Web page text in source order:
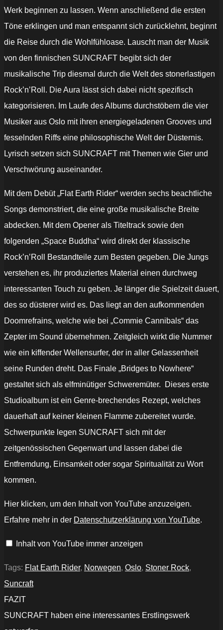
Werk beginnen zu lassen. Wenn anschließend die ersten
Töne erklingen und man entspannt sich zurücklehnt, beginnt
die Reise durch die Wohlfühloase. Lauscht man der Musik
von den finnischen SUNCRAFT begibt sich der
musikalische Trip diesmal durch die Welt des stonerlastigen
Rock’n’Roll. Die Aura lässt sich dabei nicht spezifisch
kategorisieren. Im Laufe des Albums durchstöbern die vier
Musiker aus Oslo mit ihren energiegeladenen Grooves und
fesselnden Riffs eine philosophische Welt der Düsternis.
Lyrisch setzen sich SUNCRAFT mit Themen wie Gier und
Verschwörung auseinander.
Mit dem Debüt „Flat Earth Rider“ werden sechs beachtliche
Songs demonstriert, die eine große musikalische Breite
abdecken. Mit dem Opener als Titeltrack sowie den
folgenden „Space Buddha“ wird direkt der klassische
Rock’n’Roll Bestandteile zum Besten gegeben. Die Jungs
verstehen es, ihr produziertes Material einen durchweg
interessanten Touch zu geben. Je länger die Spielzeit dauert,
des so düsterer wird es. Das liegt an den aufkommenden
Doomrefrains, welche wie bei „Commie Cannibals“ das
Zepter im Sound übernehmen. Zeitgleich wirkt die Nummer
wie ein kiffender Wellensurfer, der in aller Gelassenheit
seine Runden dreht. Das Finale „Bridges to Nowhere“
gestaltet sich als elfminütiger Schweremüter. Dieses erste
Studioalbum ist ein Genre-brechendes Rezept, welches
dauerhaft auf keiner kleinen Flamme zubereitet wurde.
Schwerpunkte legen SUNCRAFT sich mit der
zeitgenössischen Gegenwart und lassen dabei die
Entfremdung, Einsamkeit oder sogar Spiritualität zu Wort
kommen.
„Space
Buddha“
YouTube
Hier klicken, um den Inhalt von YouTube anzuzeigen.
Erfahre mehr in der Datenschutzerklärung von YouTube.
Inhalt von YouTube immer anzeigen
Tags: Flat Earth Rider, Norwegen, Oslo, Stoner Rock,
Suncraft
FAZIT
SUNCRAFT haben eine interessantes Erstlingswerk